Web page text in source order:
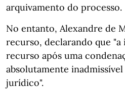
arquivamento do processo.
No entanto, Alexandre de
recurso, declarando que
recurso após uma
absolutamente
jurídico".